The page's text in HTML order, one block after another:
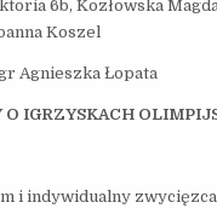
6b, Kozłowska
Koszel
Agnieszka Łopata
IGRZYSKACH
i indywidualny